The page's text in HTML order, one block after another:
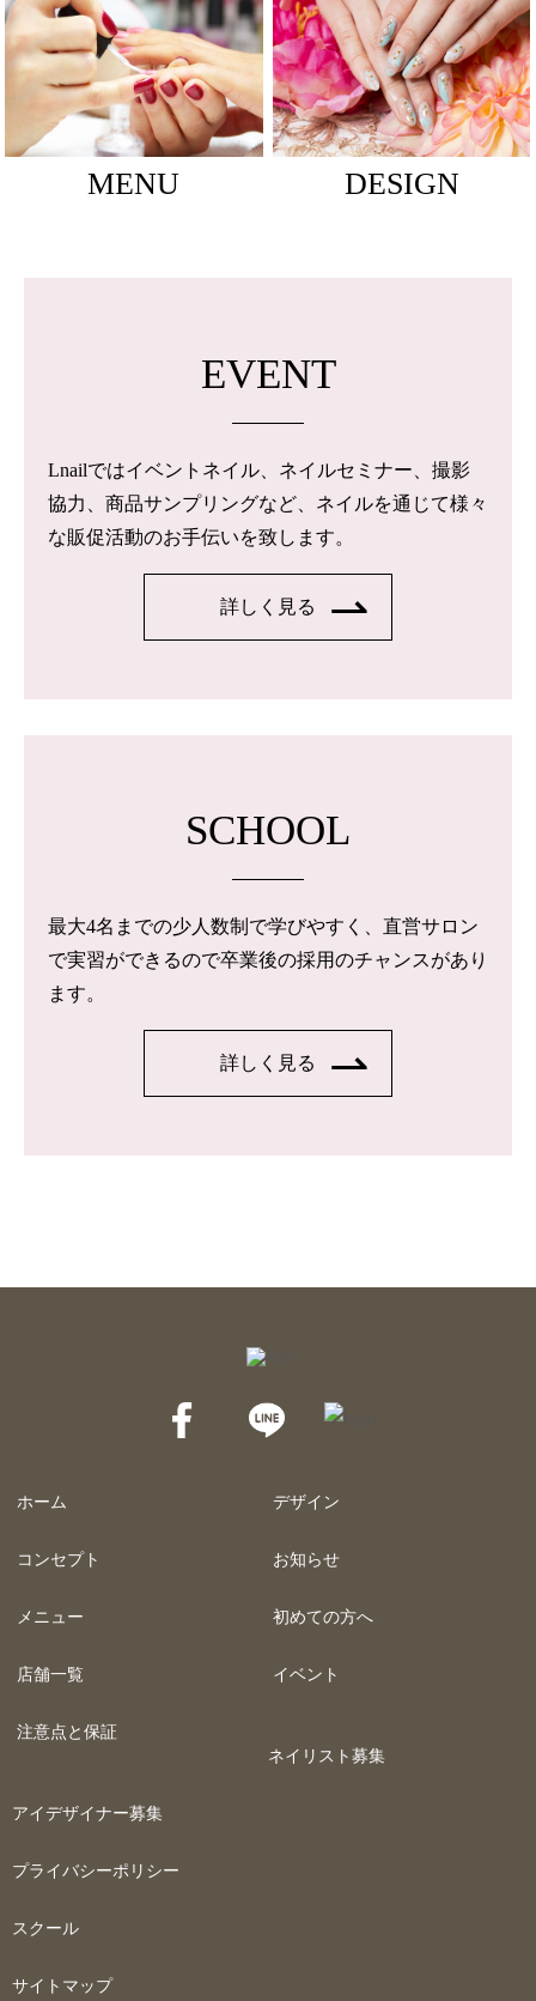
MENU DESIGN
EVENT
Lnailではイベントネイル、ネイルセミナー、撮影
協力、商品サンプリングなど、ネイルを通じて様々
な販促活動のお手伝いを致します。
詳しく見る
SCHOOL
最大4名までの少人数制で学びやすく、直営サロン
で実習ができるので卒業後の採用のチャンスがあり
ます。
詳しく見る
ホーム
コンセプト
メニュー
店舗一覧
注意点と保証
デザイン
お知らせ
初めての方へ
イベント
ネイリスト募集
アイデザイナー募集
プライバシーポリシー
スクール
サイトマップ